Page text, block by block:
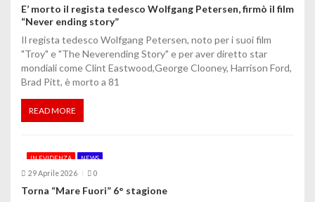
n
e
a
r
c
o
E’ morto il regista tedesco Wolfgang Petersen, firmò il film
“Never ending story”
Il regista tedesco Wolfgang Petersen, noto per i suoi film
"Troy" e "The Neverending Story" e per aver diretto star
mondiali come Clint Eastwood,George Clooney, Harrison Ford,
Brad Pitt, è morto a 81
READ MORE
IN EVIDENZA NEWS
29 Aprile 2026 0
Torna “Mare Fuori” 6° stagione